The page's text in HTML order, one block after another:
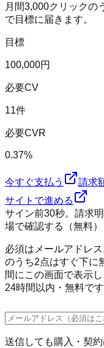
月間3,000クリックの
で目標に届きます。
目標
100,000円
必要CV
11件
必要CVR
0.37%
今すぐ支払う 請求
サイトで進める
サイン前30秒。請求
場で確認する（無料）
必須はメールアドレ
のうち2点はすぐ下に
間にこの画面で表示
24時間以内・無料です
送信しても購入・契